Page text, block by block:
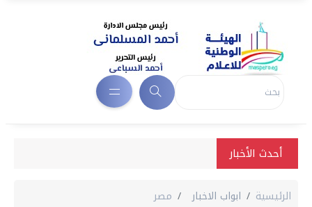
أحدث الأخبار
الرئيسية ابواب الاخبار مصر